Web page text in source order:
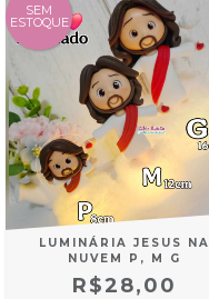
SEM
ESTOQUE
LUMINÁRIA JESUS NA
NUVEM P, M G
R$28,00